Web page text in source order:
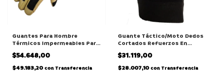
Guantes Para Hombre
Térmicos Impermeables Para
Moto/ Ski Modelo "1826"
$54.648,00
$49.183,20 con Transferencia
Guante Táctico/Moto Dedos
Cortados Refuerzos En
Nudillo Modelo "4070"
$31.119,00
$28.007,10 con Transferencia